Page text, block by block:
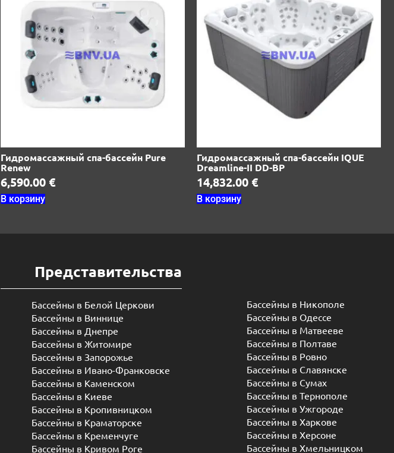
Гидромассажный спа-бассейн Pure
Renew
6,590.00 €
В корзину
Гидромассажный спа-бассейн IQUE
Dreamline-II DD-BP
14,832.00 €
В корзину
Представительства
Бассейны в Белой Церкови
Бассейны в Виннице
Бассейны в Днепре
Бассейны в Житомире
Бассейны в Запорожье
Бассейны в Ивано-Франковске
Бассейны в Каменском
Бассейны в Киеве
Бассейны в Кропивницком
Бассейны в Краматорске
Бассейны в Кременчуге
Бассейны в Кривом Роге
Бассейны в Никополе
Бассейны в Одессе
Бассейны в Матвееве
Бассейны в Полтаве
Бассейны в Ровно
Бассейны в Славянске
Бассейны в Сумах
Бассейны в Тернополе
Бассейны в Ужгороде
Бассейны в Харкове
Бассейны в Херсоне
Бассейны в Хмельницком